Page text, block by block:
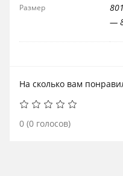
Размер
—
На сколько вам
0 (0 голосов)